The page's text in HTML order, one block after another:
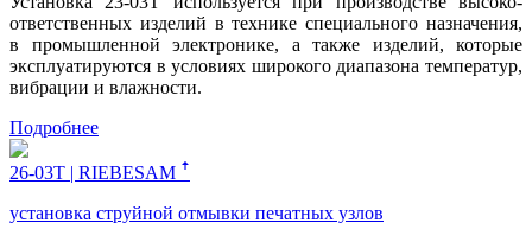
ответственных изделий в технике специального назначения,
в промышленной электронике, а также изделий, которые
эксплуатируются в условиях широкого диапазона температур,
вибрации и влажности.
Подробнее
26-03Т | RIEBESAM ꜛ
установка струйной отмывки печатных узлов